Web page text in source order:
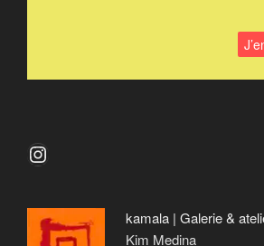
Instagram
kamala | Galerie &
Kim Medina